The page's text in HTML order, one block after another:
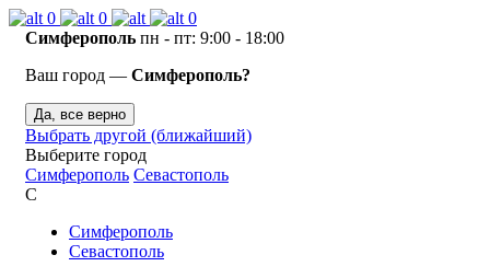
0 0
0
Симферополь пн - пт: 9:00 - 18:00
Ваш город — Симферополь?
Да, все верно
Выбрать другой (ближайший)
Выберите город
Симферополь Севастополь
С
Симферополь
Севастополь